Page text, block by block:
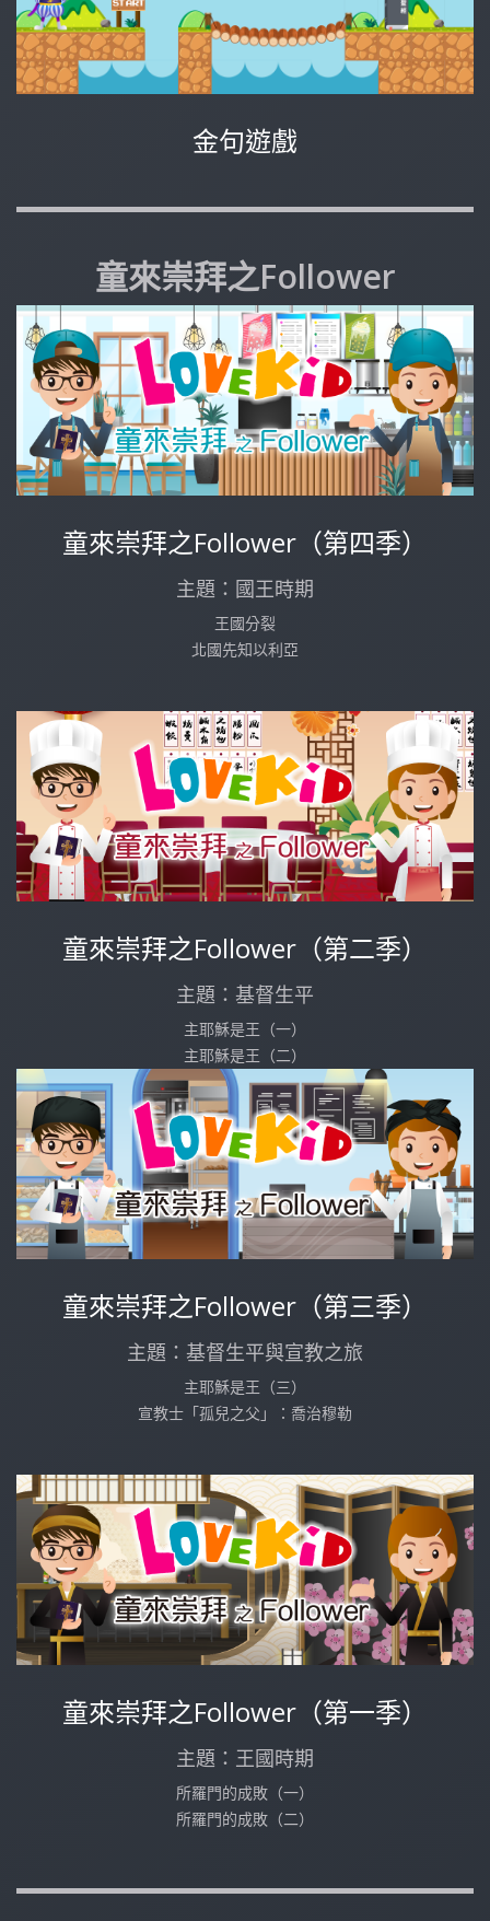
金句遊戲
童來崇拜之Follower
童來崇拜之Follower（第四季）
主題：國王時期
王國分裂
北國先知以利亞
童來崇拜之Follower（第二季）
主題：基督生平
主耶穌是王（一）
主耶穌是王（二）
童來崇拜之Follower（第三季）
主題：基督生平與宣教之旅
主耶穌是王（三）
宣教士「孤兒之父」：喬治穆勒
童來崇拜之Follower（第一季）
主題：王國時期
所羅門的成敗（一）
所羅門的成敗（二）